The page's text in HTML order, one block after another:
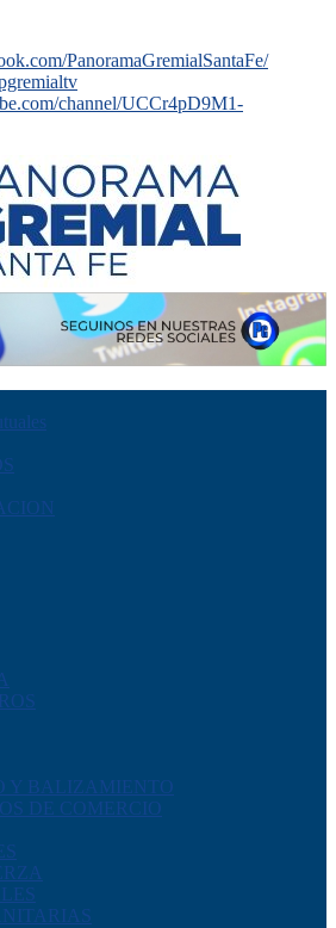
PanoramaGremialSantaFe/
channel/UCCr4pD9M1-
Y BALIZAMIENTO
DE COMERCIO